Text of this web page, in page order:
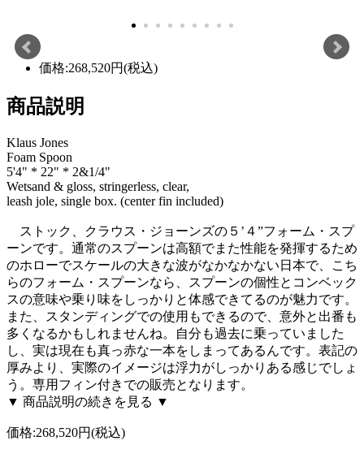
価格:268,520円(税込)
商品説明
Klaus Jones
Foam Spoon
5'4" * 22" * 2&1/4"
Wetsand & gloss, stringerless, clear,
leash jole, single box. (center fin included)
ストック、クラウス・ジョーンズの５’４”フォーム・スプ
ーンです。通常のスプーンは高額でまた性能を発揮するため
のホローでスケールの大きな波がなかなかない日本で、こち
らのフォーム・スプーンなら、スプーンの個性とコンベック
スの意味や乗り味をしっかりと体感できてるのが魅力です。
また、スタンディングでの使用もできるので、意外と出番も
多くなるかもしれませんね。自分も過去に乗っていました
し、実は現在も真っ赤な一本をしまってあるんです。表記の
厚みより、実際のイメージは浮力がしっかりある感じでしょ
う。専用フィン付きでの販売となります。
▼ 商品説明の続きを見る ▼
価格:268,520円(税込)